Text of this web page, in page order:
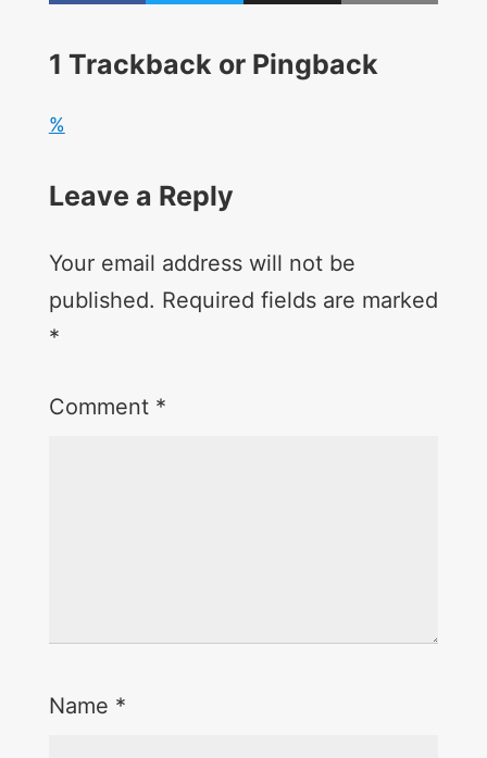
1 Trackback or Pingback
%
Leave a Reply
Your email address will not be
published. Required fields are marked
*
Comment *
Name *